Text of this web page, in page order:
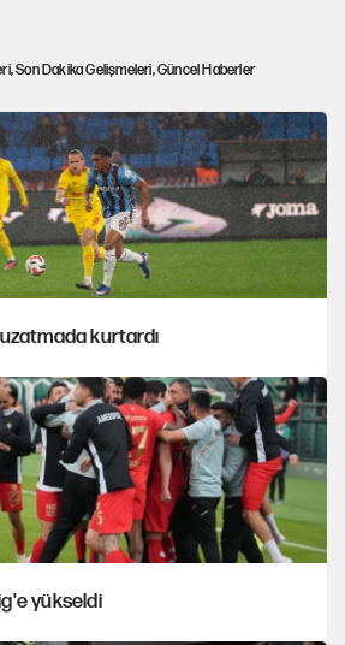
Son Dakika Gelişmeleri, Güncel Haberler
kurtardı
yükseldi